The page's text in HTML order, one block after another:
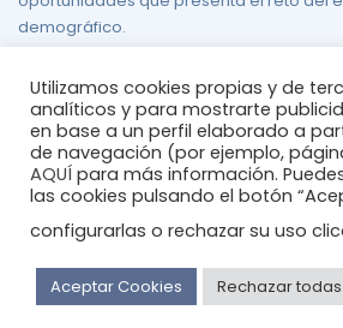
demográfico.
Aviso legal/ Política de Privacidad/
del sitio
© 2026
Utilizamos cookies propias y de
analíticos y para mostrarte
en base a un perfil elaborado a
de navegación (por ejemplo,
AQUÍ para más información.
las cookies pulsando el botón
configurarlas o rechazar su uso
Aceptar Cookies Rechazar todas